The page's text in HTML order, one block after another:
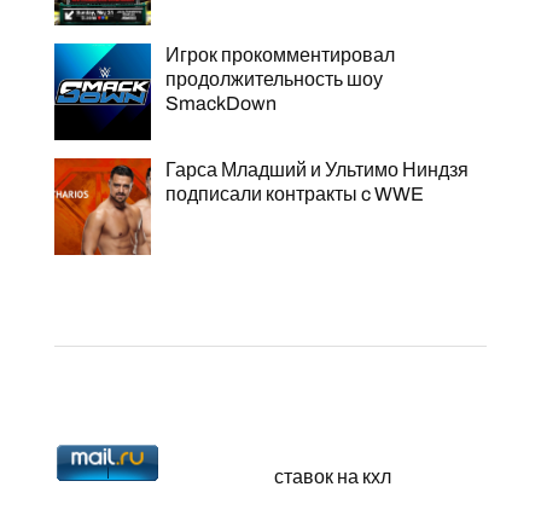
Игрок прокомментировал
продолжительность шоу
SmackDown
Гарса Младший и Ультимо Ниндзя
подписали контракты c WWE
ставок на кхл